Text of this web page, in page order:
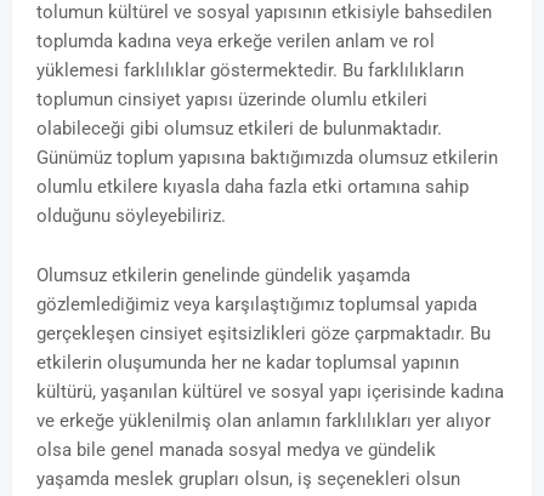
tolumun kültürel ve sosyal yapısının etkisiyle bahsedilen
toplumda kadına veya erkeğe verilen anlam ve rol
yüklemesi farklılıklar göstermektedir. Bu farklılıkların
toplumun cinsiyet yapısı üzerinde olumlu etkileri
olabileceği gibi olumsuz etkileri de bulunmaktadır.
Günümüz toplum yapısına baktığımızda olumsuz etkilerin
olumlu etkilere kıyasla daha fazla etki ortamına sahip
olduğunu söyleyebiliriz.
Olumsuz etkilerin genelinde gündelik yaşamda
gözlemlediğimiz veya karşılaştığımız toplumsal yapıda
gerçekleşen cinsiyet eşitsizlikleri göze çarpmaktadır. Bu
etkilerin oluşumunda her ne kadar toplumsal yapının
kültürü, yaşanılan kültürel ve sosyal yapı içerisinde kadına
ve erkeğe yüklenilmiş olan anlamın farklılıkları yer alıyor
olsa bile genel manada sosyal medya ve gündelik
yaşamda meslek grupları olsun, iş seçenekleri olsun